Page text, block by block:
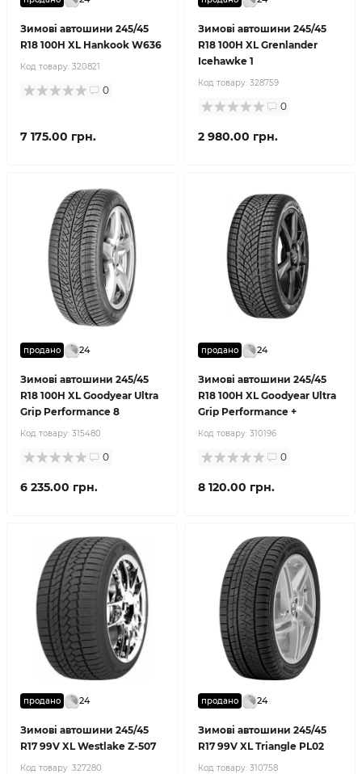
Зимові автошини 245/45
R18 100H XL Hankook W636
Код товару: 320821
0
7 175.00 грн.
Зимові автошини 245/45
R18 100H XL Grenlander
Icehawke 1
Код товару: 328759
0
2 980.00 грн.
продано 24
Зимові автошини 245/45
R18 100H XL Goodyear Ultra
Grip Performance 8
Код товару: 315480
0
6 235.00 грн.
продано 24
Зимові автошини 245/45
R18 100H XL Goodyear Ultra
Grip Performance +
Код товару: 310196
0
8 120.00 грн.
продано 24
Зимові автошини 245/45
R17 99V XL Westlake Z-507
Код товару: 327280
продано 24
Зимові автошини 245/45
R17 99V XL Triangle PL02
Код товару: 310758